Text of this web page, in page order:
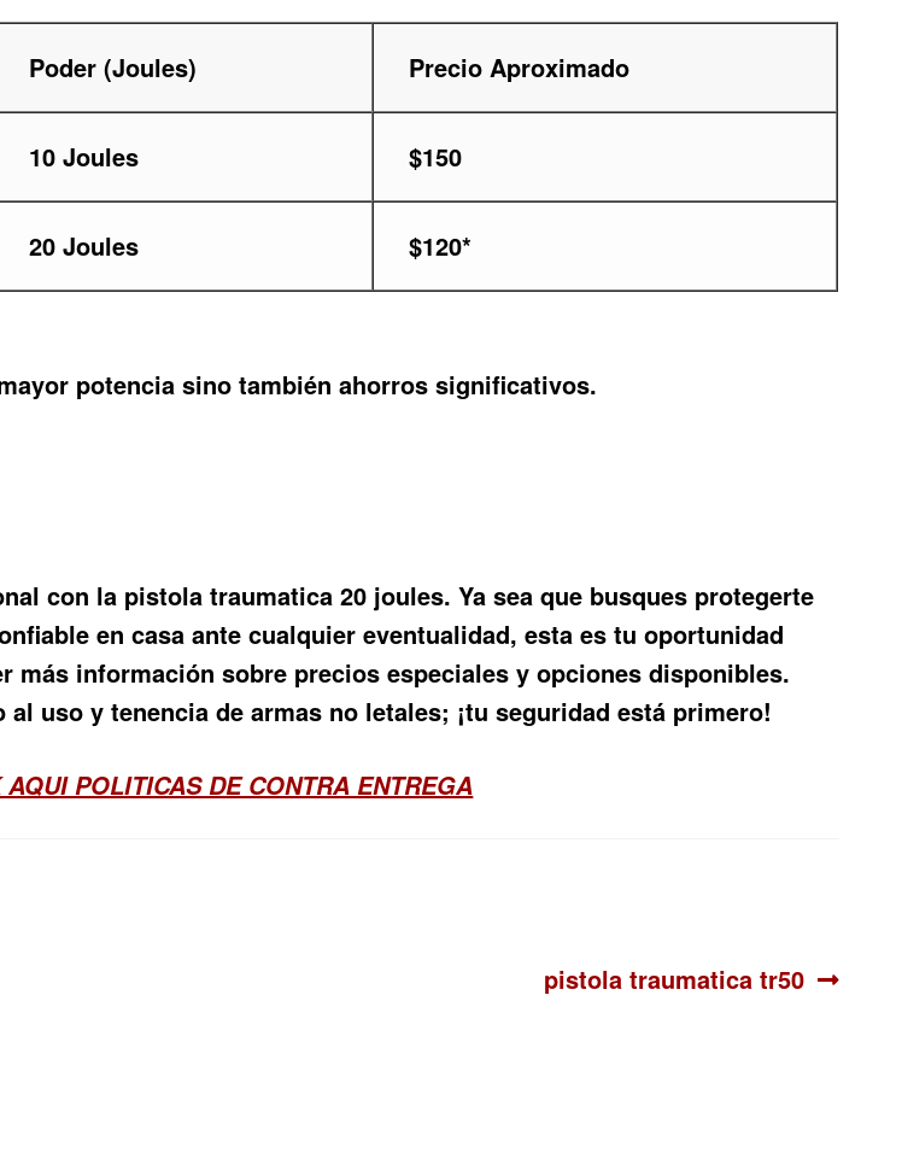
Poder (Joules) Precio Aproximado
10 Joules $150
20 Joules $120*
potencia sino también ahorros significativos.
con la pistola traumatica 20 joules. Ya sea que busques protegerte
en casa ante cualquier eventualidad, esta es tu oportunidad
información sobre precios especiales y opciones disponibles.
uso y tenencia de armas no letales; ¡tu seguridad está primero!
AQUI POLITICAS DE CONTRA ENTREGA
Siguiente:
pistola traumatica tr50